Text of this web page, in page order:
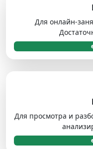
Для онлайн-
Для просмотра и